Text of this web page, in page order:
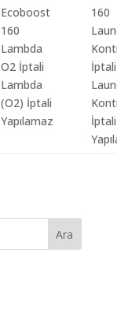
Lambda
(O2) İptali
Yapılamaz
İptali
Ara